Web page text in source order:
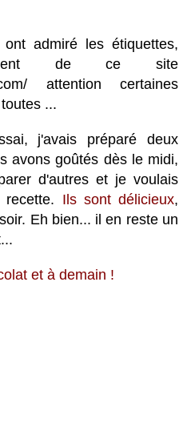
admiré les étiquettes,
de ce site
attention certaines
...
j'avais préparé deux
avons goûtés dès le midi,
d'autres et je voulais
Ils sont délicieux,
Eh bien... il en reste un
et à demain !